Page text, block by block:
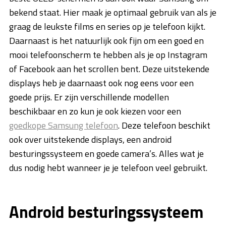
bekend staat. Hier maak je optimaal gebruik van als je
graag de leukste films en series op je telefoon kijkt.
Daarnaast is het natuurlijk ook fijn om een goed en
mooi telefoonscherm te hebben als je op Instagram
of Facebook aan het scrollen bent. Deze uitstekende
displays heb je daarnaast ook nog eens voor een
goede prijs. Er zijn verschillende modellen
beschikbaar en zo kun je ook kiezen voor een
goedkope Samsung telefoon. Deze telefoon beschikt
ook over uitstekende displays, een android
besturingssysteem en goede camera’s. Alles wat je
dus nodig hebt wanneer je je telefoon veel gebruikt.
Android besturingssysteem